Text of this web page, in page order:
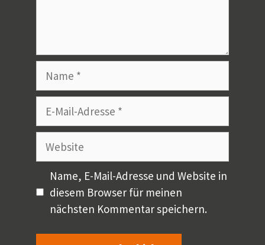
Name
Adresse
Website
Name, E-Mail-Adresse und Website in
diesem Browser für meinen
nächsten Kommentar speichern.